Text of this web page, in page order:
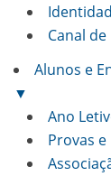
Canal
Alunos e
▼
Ano
Provas